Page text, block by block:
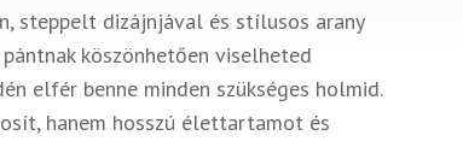
steppelt dizájnjával és stílusos arany
köszönhetően viselheted
elfér benne minden szükséges holmid.
hanem hosszú élettartamot és